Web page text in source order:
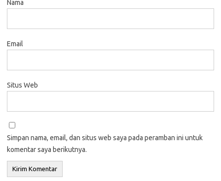
Nama
Email
Situs Web
Simpan nama, email, dan situs web saya pada peramban ini untuk
komentar saya berikutnya.